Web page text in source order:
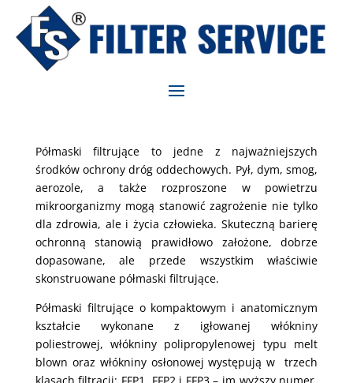
Półmaski filtrujące to jedne z najważniejszych
środków ochrony dróg oddechowych. Pył, dym, smog,
aerozole, a także rozproszone w powietrzu
mikroorganizmy mogą stanowić zagrożenie nie tylko
dla zdrowia, ale i życia człowieka. Skuteczną barierę
ochronną stanowią prawidłowo założone, dobrze
dopasowane, ale przede wszystkim właściwie
skonstruowane półmaski filtrujące.
Półmaski filtrujące o kompaktowym i anatomicznym
kształcie wykonane z igłowanej włókniny
poliestrowej, włókniny polipropylenowej typu melt
blown oraz włókniny osłonowej występują w trzech